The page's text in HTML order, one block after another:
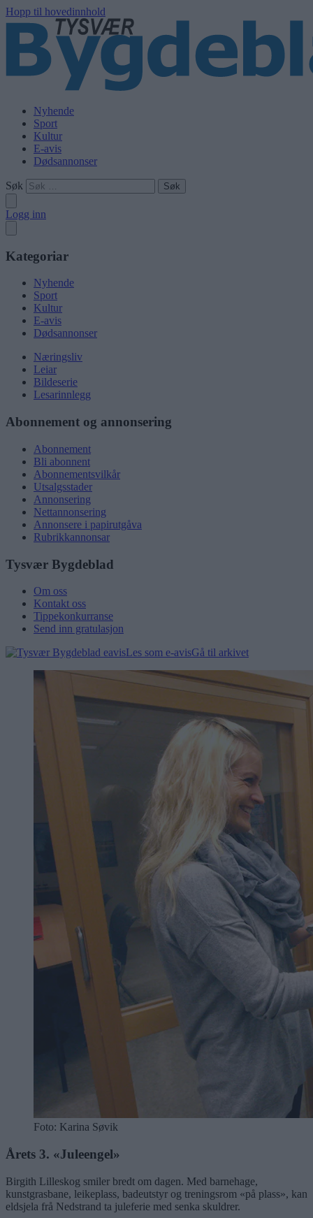
Hopp til hovedinnhold
Nyhende
Sport
Kultur
E-avis
Dødsannonser
Søk
Logg inn
Kategoriar
Nyhende
Sport
Kultur
E-avis
Dødsannonser
Næringsliv
Leiar
Bildeserie
Lesarinnlegg
Abonnement og annonsering
Abonnement
Bli abonnent
Abonnementsvilkår
Utsalgsstader
Annonsering
Nettannonsering
Annonsere i papirutgåva
Rubrikkannonsar
Tysvær Bygdeblad
Om oss
Kontakt oss
Tippekonkurranse
Send inn gratulasjon
Les som e-avisGå til arkivet
Foto: Karina Søvik
Årets 3. «Juleengel»
Birgith Lilleskog smiler bredt om dagen. Med barnehage,
kunstgrasbane, leikeplass, badeutstyr og treningsrom «på plass», kan
eldsjela frå Nedstrand ta juleferie med senka skuldrer.